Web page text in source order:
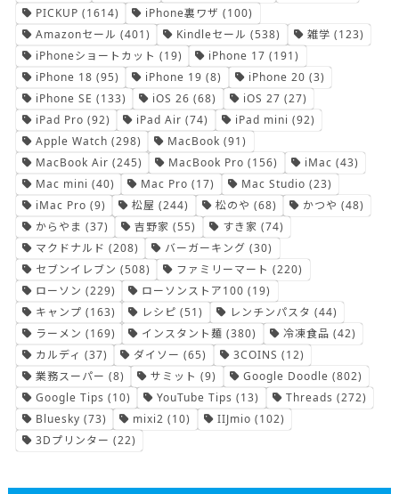
PICKUP (1614) iPhone裏ワザ (100)
Amazonセール (401) Kindleセール (538) 雑学 (123)
iPhoneショートカット (19) iPhone 17 (191)
iPhone 18 (95) iPhone 19 (8) iPhone 20 (3)
iPhone SE (133) iOS 26 (68) iOS 27 (27)
iPad Pro (92) iPad Air (74) iPad mini (92)
Apple Watch (298) MacBook (91)
MacBook Air (245) MacBook Pro (156) iMac (43)
Mac mini (40) Mac Pro (17) Mac Studio (23)
iMac Pro (9) 松屋 (244) 松のや (68) かつや (48)
からやま (37) 吉野家 (55) すき家 (74)
マクドナルド (208) バーガーキング (30)
セブンイレブン (508) ファミリーマート (220)
ローソン (229) ローソンストア100 (19)
キャンプ (163) レシピ (51) レンチンパスタ (44)
ラーメン (169) インスタント麺 (380) 冷凍食品 (42)
カルディ (37) ダイソー (65) 3COINS (12)
業務スーパー (8) サミット (9) Google Doodle (802)
Google Tips (10) YouTube Tips (13) Threads (272)
Bluesky (73) mixi2 (10) IIJmio (102)
3Dプリンター (22)